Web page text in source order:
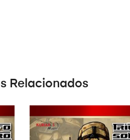
Relacionados